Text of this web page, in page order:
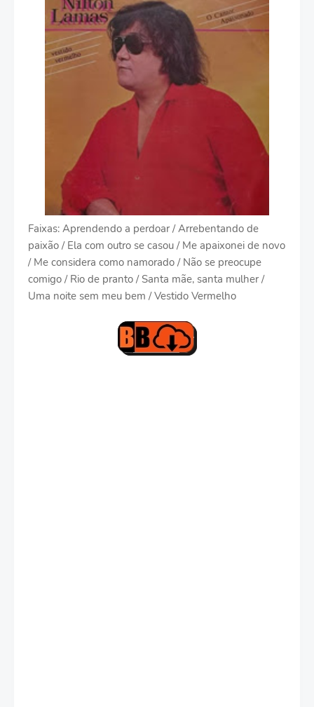
Faixas: Aprendendo a perdoar / Arrebentando de
paixão / Ela com outro se casou / Me apaixonei de novo
/ Me considera como namorado / Não se preocupe
comigo / Rio de pranto / Santa mãe, santa mulher /
Uma noite sem meu bem / Vestido Vermelho